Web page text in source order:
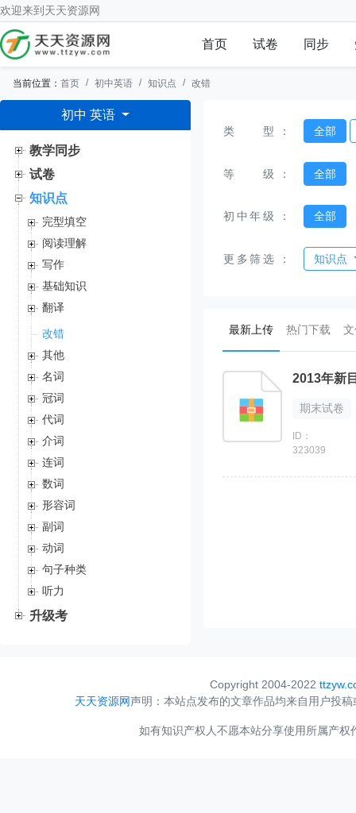
欢迎来到 天天资源网
首页 试卷 同步
当前位置： 首页 初中英语 知识点 改错
初中 英语
教学同步
试卷
知识点
完型填空
阅读理解
写作
基础知识
翻译
改错
其他
名词
冠词
代词
介词
连词
数词
形容词
副词
动词
句子种类
听力
升级考
类型 ： 全部
等级 ： 全部
初中年级 ： 全部
更多筛选 ： 知识点
最新上传(current)
热门下载
2013年新
期末试卷
ID：
323039
Copyright 2004-2022
天天资源网声明：本站点发布的文章作品均来自用户投
如有知识产权人不愿本站分享使用所属产